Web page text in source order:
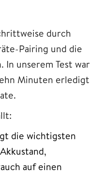
durch
Pairing und die
unserem Test war
Minuten erledigt
die wichtigsten
auf einen